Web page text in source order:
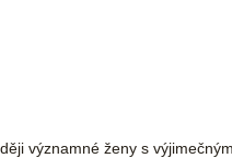
významné ženy s